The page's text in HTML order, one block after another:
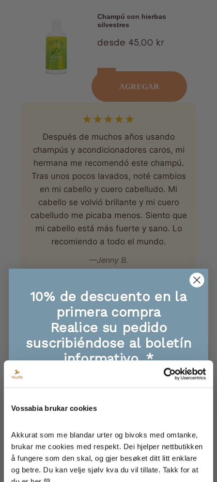
Vossabia brukar cookies
Akkurat som me blandar urter og bivoks med omtanke,
brukar me cookies med respekt. Dei hjelper nettbutikken
å fungere som den skal, og gjer besøket ditt litt enklare
og betre. Du kan velje sjølv kva du vil tillate. Takk for at
Champú con hierbas
silvestres
Ofertas
desde 45,00 kr
AGREGAR
★★★★★
Después de muchos años usando
champús y acondicionadores caros, mi
hermana me recomendó este champú.
Tras unos pocos lavados, noté cambios
en mi cabello y cuero cabelludo. Mi
cabello se volvió brillante y mi cuero
cabelludo me picaba menos. Siento que
mi cabello está más fuerte y sano. Lo
recomiendo a todo el mundo.
—Jenny B.
Y en el maravillosobálsamo de espino
amarillo y ortiga,utilizamos la ortiga en
tintura. Esto potencia otras propiedades
de la planta, especialmente sus
propiedades antioxidantes y
antiinflamatorias, tan beneficiosas para la
piel.
No es de extrañar que la gente esté loca
por él. Aporta luminosidad, elasticidad y
nutrición al rostro y al cuello, y muchos lo
usan como crema de día, crema de noche
10% de descuento en la
primera compra
Realice su pedido
suscribiéndose al boletín
informativo. *
🐝 Ofertas exclusivas, información sobre
🐝 Súper consejos y recetas para alimentación,
🐝 Inspiración de nuestra granja
Acepto que mi información se almacene para